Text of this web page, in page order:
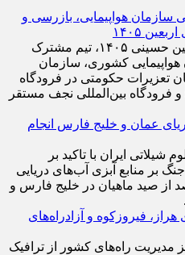
سازمان هواپیمایی، بازرسی و
۱۴۰۵
با آغاز عملیات پروازی اربعین حسینی ۱۴۰۵، تیم مشترک
کشوری، سازمان
تعزیرات حکومتی در فرودگاه
و فرودگاه بین‌المللی نجف مستقر
عمان و خلیج فارس انجام
ایران با تاکید بر
بر منابع آبزی آب‌های دریایی
گفت: ۵۳ درصد از صید ماهیان در خلیج فارس و
فیروزکوه و آزادراه‌های
راه‌های کشور از ترافیک